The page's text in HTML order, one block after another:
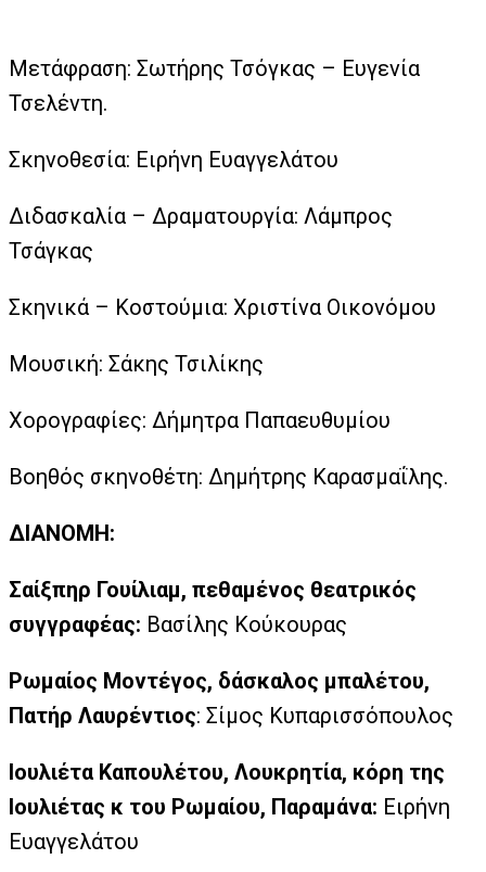
Μετάφραση: Σωτήρης Τσόγκας – Ευγενία
Τσελέντη.
Σκηνοθεσία: Ειρήνη Ευαγγελάτου
Διδασκαλία – Δραματουργία: Λάμπρος
Τσάγκας
Σκηνικά – Κοστούμια: Χριστίνα Οικονόμου
Μουσική: Σάκης Τσιλίκης
Χορογραφίες: Δήμητρα Παπαευθυμίου
Βοηθός σκηνοθέτη: Δημήτρης Καρασμαΐλης.
ΔΙΑΝΟΜΗ:
Σαίξπηρ Γουίλιαμ, πεθαμένος θεατρικός
συγγραφέας: Βασίλης Κούκουρας
Ρωμαίος Μοντέγος, δάσκαλος μπαλέτου,
Πατήρ Λαυρέντιος: Σίμος Κυπαρισσόπουλος
Ιουλιέτα Καπουλέτου, Λουκρητία, κόρη της
Ιουλιέτας κ του Ρωμαίου, Παραμάνα: Ειρήνη
Ευαγγελάτου